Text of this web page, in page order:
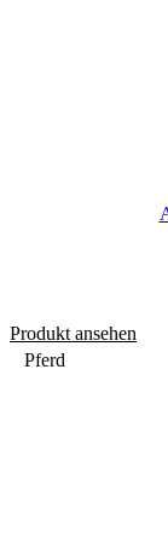
Produkt ansehen
Pferd